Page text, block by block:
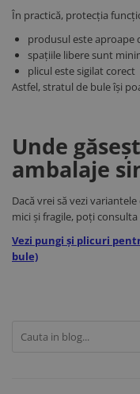
În practică, protecția
produsul este aproape
spațiile libere sunt
plicul este sigilat corect
Astfel, stratul de bule își
Unde
ambalaje
Dacă vrei să vezi
mici și fragile, poți
Vezi pungi și plicuri
bule)